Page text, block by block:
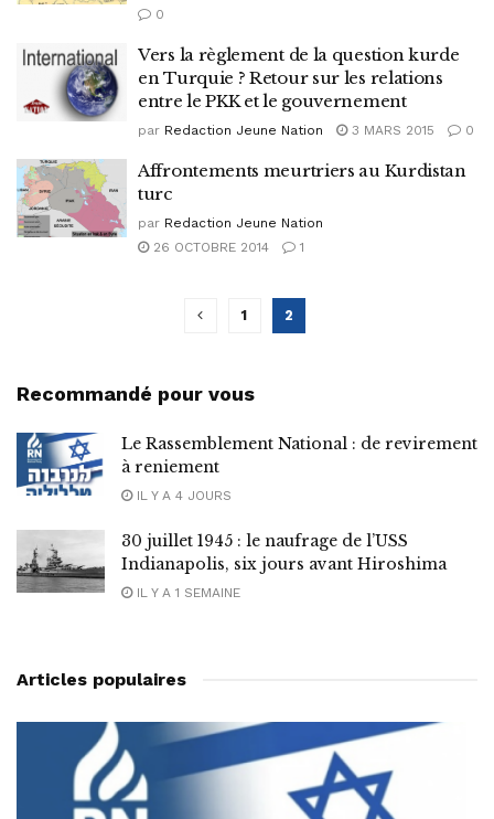
0
Vers la règlement de la question kurde
en Turquie ? Retour sur les relations
entre le PKK et le gouvernement
par Redaction Jeune Nation 3 MARS 2015 0
Affrontements meurtriers au Kurdistan
turc
par Redaction Jeune Nation
26 OCTOBRE 2014
1
1 2
Recommandé pour vous
Le Rassemblement National : de revirement
à reniement
IL Y A 4 JOURS
30 juillet 1945 : le naufrage de l’USS
Indianapolis, six jours avant Hiroshima
IL Y A 1 SEMAINE
Articles populaires